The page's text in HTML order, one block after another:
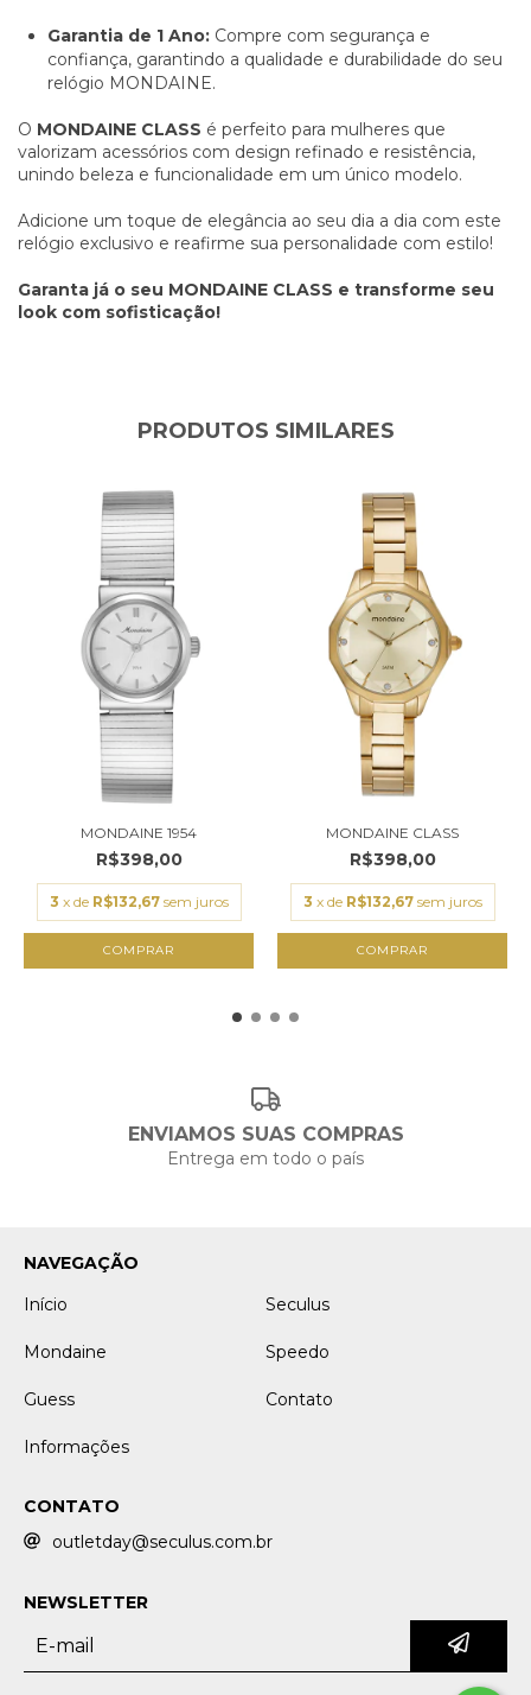
Garantia de 1 Ano: Compre com segurança e
confiança, garantindo a qualidade e durabilidade do seu
relógio MONDAINE.
O MONDAINE CLASS é perfeito para mulheres que
valorizam acessórios com design refinado e resistência,
unindo beleza e funcionalidade em um único modelo.
Adicione um toque de elegância ao seu dia a dia com este
relógio exclusivo e reafirme sua personalidade com estilo!
Garanta já o seu MONDAINE CLASS e transforme seu
look com sofisticação!
PRODUTOS SIMILARES
MONDAINE 1954
R$398,00
3 x de R$132,67 sem juros
MONDAINE CLASS
R$398,00
3 x de R$132,67 sem juros
ENVIAMOS SUAS COMPRAS
Entrega em todo o país
NAVEGAÇÃO
Início
Seculus
Mondaine Speedo
Guess Contato
Informações
CONTATO
outletday@seculus.com.br
NEWSLETTER